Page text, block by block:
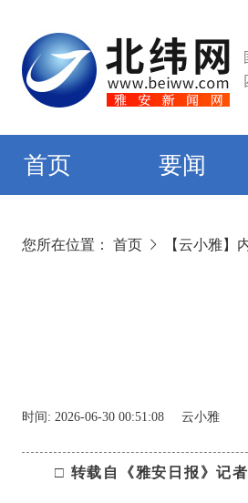
首页 要闻
您所在位置： 首页 【云小雅】
时间: 2026-06-30 00:51:08 云小雅
□ 转载自《雅安日报》记